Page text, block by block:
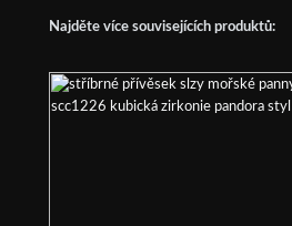
Najděte více souvisejících produktů: